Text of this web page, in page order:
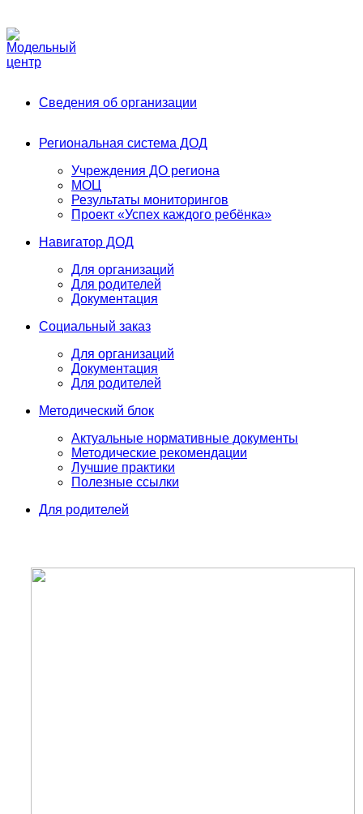
Сведения об организации
Региональная система ДОД
Учреждения ДО региона
МОЦ
Результаты мониторингов
Проект «Успех каждого ребёнка»
Навигатор ДОД
Для организаций
Для родителей
Документация
Социальный заказ
Для организаций
Документация
Для родителей
Методический блок
Актуальные нормативные документы
Методические рекомендации
Лучшие практики
Полезные ссылки
Для родителей